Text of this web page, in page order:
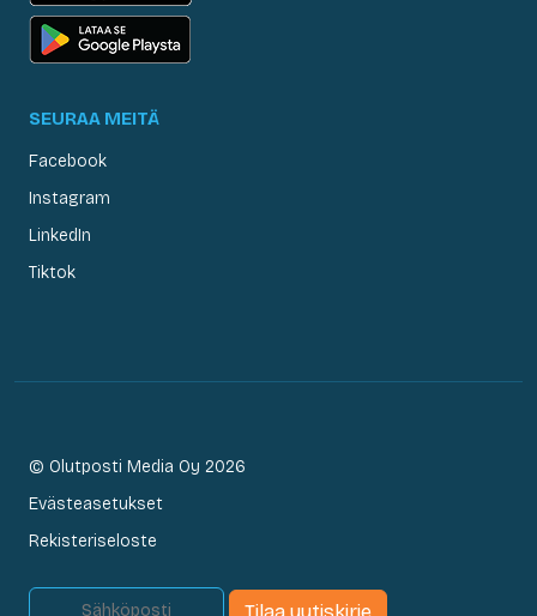
SEURAA MEITÄ
Facebook
Instagram
LinkedIn
Tiktok
© Olutposti Media Oy 2026
Evästeasetukset
Rekisteriseloste